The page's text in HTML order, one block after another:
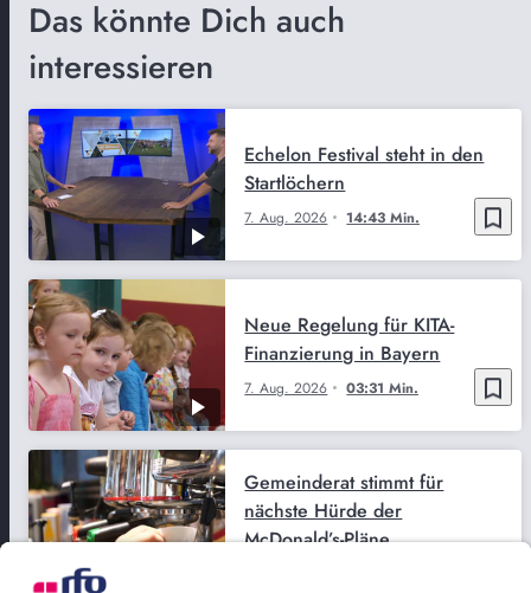
Das könnte Dich auch
interessieren
bookmark_border
7. Aug. 2026 14:43 Min.
Echelon Festival steht in den
Startlöchern
bookmark_border
7. Aug. 2026 03:31 Min.
Neue Regelung für KITA-
Finanzierung in Bayern
Gemeinderat stimmt für
nächste Hürde der
McDonald’s-Pläne